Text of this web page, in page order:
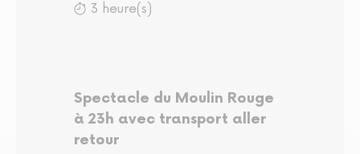
3 heure(s)
Spectacle du Moulin Rouge
à 23h avec transport aller
retour